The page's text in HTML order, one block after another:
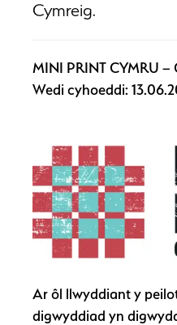
Cymreig.
MINI PRINT CYMRU
Wedi cyhoeddi:
Ar ôl llwyddiant y
digwyddiad yn